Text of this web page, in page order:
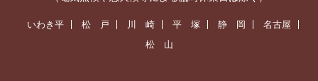
いわき平 松 戸 川 崎 平 塚 静 岡
名古屋
松 山